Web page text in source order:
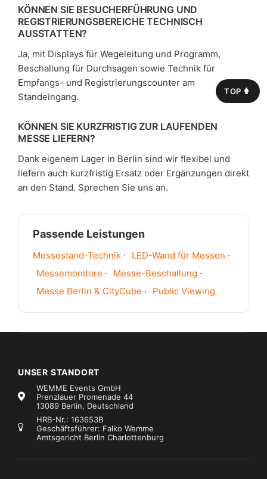
KÖNNEN SIE BESUCHERFÜHRUNG UND
REGISTRIERUNGSBEREICHE TECHNISCH
AUSSTATTEN?
Ja, mit Displays für Wegeleitung und Programm,
Beschallung für Durchsagen sowie Technik für
Empfangs- und Registrierungscounter am
Standeingang.
KÖNNEN SIE KURZFRISTIG ZUR LAUFENDEN
MESSE LIEFERN?
Dank eigenem Lager in Berlin sind wir flexibel und
liefern auch kurzfristig Ersatz oder Ergänzungen direkt
an den Stand. Sprechen Sie uns an.
Passende Leistungen
Messestand-Technik · LED-Wand für Messen ·
Messemonitore · Messe-Beschallung ·
Messe Berlin & CityCube · Public Viewing
UNSER STANDORT
WEMME Events GmbH
Prenzlauer Promenade 44
13089 Berlin, Deutschland
HRB-Nr.: 163653B
Geschäftsführer: Falko Wemme
Amtsgericht Berlin Charlottenburg
TOP